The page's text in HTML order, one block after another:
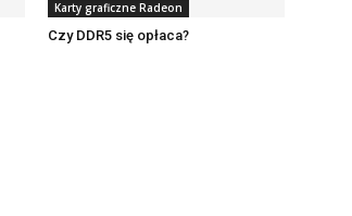
Karty graficzne Radeon
Czy DDR5 się opłaca?